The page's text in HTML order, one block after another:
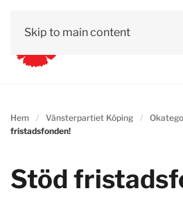
Skip to main content
Hem Vänsterpartiet Köping
fristadsfonden!
Stöd